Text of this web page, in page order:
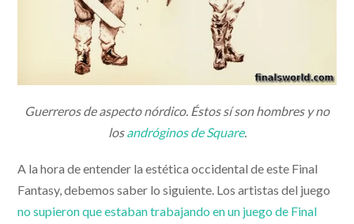
Guerreros de aspecto nórdico. Éstos sí son hombres y no
losandróginos de Square.
A la hora de entender la estética occidental de este Final
Fantasy, debemos saber lo siguiente. Los artistas del juego
no supieron que estaban trabajando en un juego de Final